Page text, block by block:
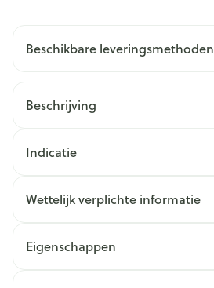
Beschikbare leveringsmethoden
Beschrijving
Indicatie
Wettelijk verplichte informatie
Eigenschappen